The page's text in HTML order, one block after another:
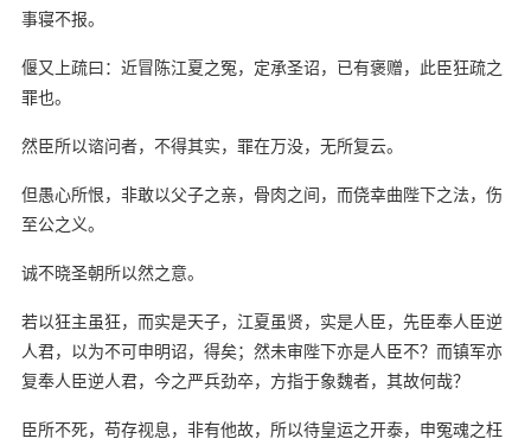
事寝不报。
偃又上疏曰：近冒陈江夏之冤，定承圣诏，已有褒赠，此臣狂疏之
罪也。
然臣所以谘问者，不得其实，罪在万没，无所复云。
但愚心所恨，非敢以父子之亲，骨肉之间，而侥幸曲陛下之法，伤
至公之义。
诚不晓圣朝所以然之意。
若以狂主虽狂，而实是天子，江夏虽贤，实是人臣，先臣奉人臣逆
人君，以为不可申明诏，得矣；然未审陛下亦是人臣不？而镇军亦
复奉人臣逆人君，今之严兵劲卒，方指于象魏者，其故何哉？
臣所不死，苟存视息，非有他故，所以待皇运之开泰，申冤魂之枉